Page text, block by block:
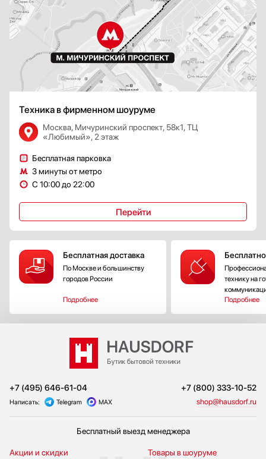
Техника в фирменном шоуруме
Москва, Мичуринский проспект, 58к1, ТЦ
«Любимый», 2 этаж
Бесплатная парковка
3 минуты от метро
С 10:00 до 22:00
Перейти
Бесплатная доставка
По Москве и большинству
городов России
Подробнее
технику на
Подробнее
+7 (495) 646-61-04 +7 (800) 333-10-52
Написать: Telegram MAX shop@hausdorf.ru
Бесплатный выезд менеджера
Акции и скидки Товары в шоуруме